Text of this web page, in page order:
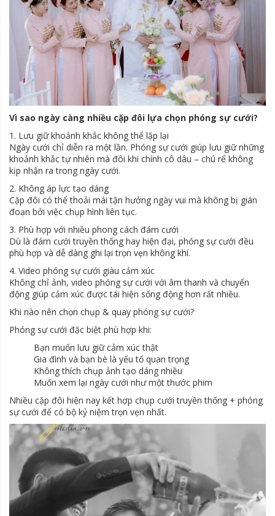
Vì sao ngày càng nhiều cặp đôi lựa chọn phóng sự cưới?
1. Lưu giữ khoảnh khắc không thể lặp lại
Ngày cưới chỉ diễn ra một lần. Phóng sự cưới giúp lưu giữ những
khoảnh khắc tự nhiên mà đôi khi chính cô dâu – chú rể không
kịp nhận ra trong ngày cưới.
2. Không áp lực tạo dáng
Cặp đôi có thể thoải mái tận hưởng ngày vui mà không bị gián
đoạn bởi việc chụp hình liên tục.
3. Phù hợp với nhiều phong cách đám cưới
Dù là đám cưới truyền thống hay hiện đại, phóng sự cưới đều
phù hợp và dễ dàng ghi lại trọn vẹn không khí.
4. Video phóng sự cưới giàu cảm xúc
Không chỉ ảnh, video phóng sự cưới với âm thanh và chuyển
động giúp cảm xúc được tái hiện sống động hơn rất nhiều.
Khi nào nên chọn chụp & quay phóng sự cưới?
Phóng sự cưới đặc biệt phù hợp khi:
Bạn muốn lưu giữ cảm xúc thật
Gia đình và bạn bè là yếu tố quan trọng
Không thích chụp ảnh tạo dáng nhiều
Muốn xem lại ngày cưới như một thước phim
Nhiều cặp đôi hiện nay kết hợp chụp cưới truyền thống + phóng
sự cưới để có bộ kỷ niệm trọn vẹn nhất.